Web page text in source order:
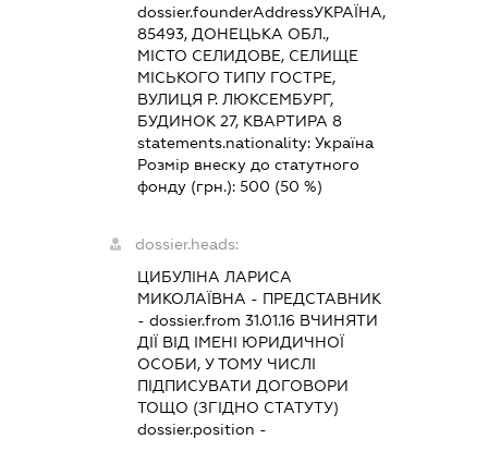
dossier.founderAddressУКРАЇНА,
85493, ДОНЕЦЬКА ОБЛ.,
МІСТО СЕЛИДОВЕ, СЕЛИЩЕ
МІСЬКОГО ТИПУ ГОСТРЕ,
ВУЛИЦЯ Р. ЛЮКСЕМБУРГ,
БУДИНОК 27, КВАРТИРА 8
statements.nationality: Україна
Розмір внеску до статутного
фонду (грн.): 500 (50 %)
dossier.heads:
ЦИБУЛІНА ЛАРИСА
МИКОЛАЇВНА - ПРЕДСТАВНИК
- dossier.from 31.01.16 ВЧИНЯТИ
ДІЇ ВІД ІМЕНІ ЮРИДИЧНОЇ
ОСОБИ, У ТОМУ ЧИСЛІ
ПІДПИСУВАТИ ДОГОВОРИ
ТОЩО (ЗГІДНО СТАТУТУ)
dossier.position -